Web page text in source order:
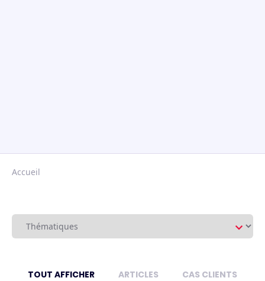
Accueil
TOUT AFFICHER ARTICLES CAS CLIENTS